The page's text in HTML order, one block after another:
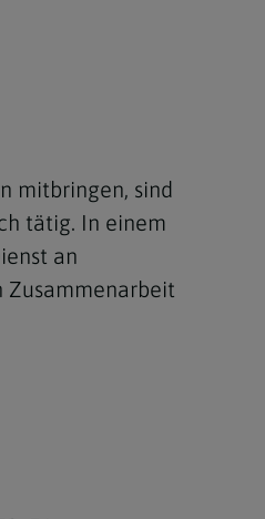
mitbringen, sind
tätig. In einem
an
Zusammenarbeit